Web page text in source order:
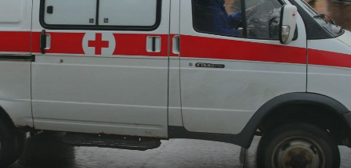
Спорт
Экономика и бизнес
ПРОЕКТЫ
Блоги
Издания
Медиаперсона